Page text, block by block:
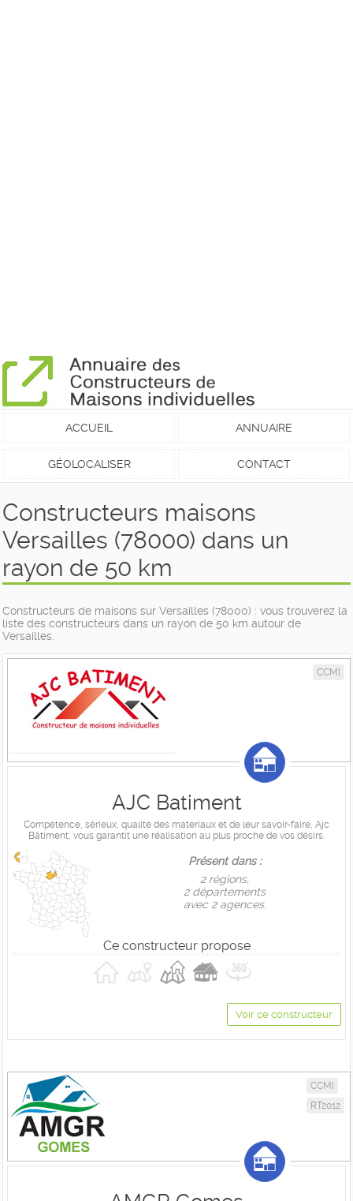
ACCUEIL ANNUAIRE
GÉOLOCALISER CONTACT
Constructeurs maisons
Versailles (78000) dans un
rayon de 50 km
Constructeurs de maisons sur Versailles (78000) : vous trouverez la
liste des constructeurs dans un rayon de 50 km autour de
Versailles.
CCMI
AJC Batiment
Compétence, sérieux, qualité des matériaux et de leur savoir-faire, Ajc
Bâtiment, vous garantit une réalisation au plus proche de vos désirs.
Présent dans :
2 règions,
2 départements
avec 2 agences.
Ce constructeur propose
Voir ce constructeur
CCMI
RT2012